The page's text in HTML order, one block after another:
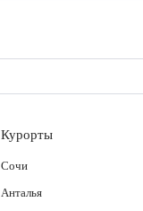
Курорты
Сочи
Анталья